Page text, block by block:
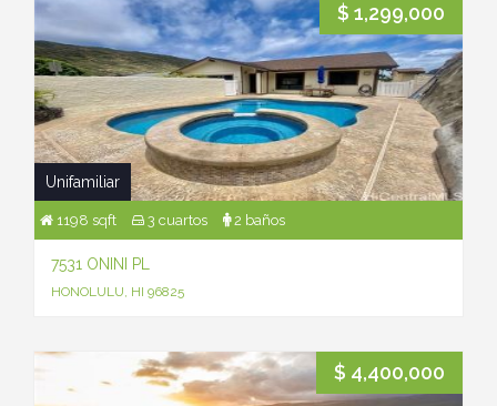
$ 1,299,000
Unifamiliar
1198 sqft 3 cuartos 2 baños
7531 ONINI PL
HONOLULU, HI 96825
$ 4,400,000